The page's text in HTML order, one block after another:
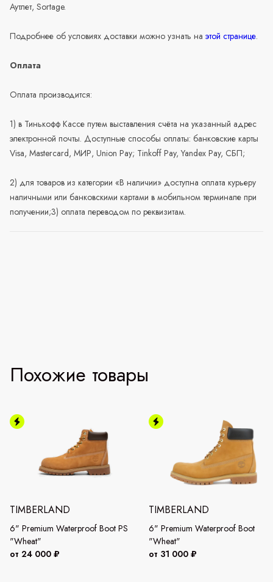
Аутлет, Sortage.
Подробнее об условиях доставки можно узнать на этой странице.
Оплата
Оплата производится:
1) в Тинькофф Кассе путем выставления счёта на указанный адрес
электронной почты. Доступные способы оплаты: банковские карты
Visa, Mastercard, МИР, Union Pay; Tinkoff Pay, Yandex Pay, СБП;
2) для товаров из категории «В наличии» доступна оплата курьеру
наличными или банковскими картами в мобильном терминале при
получении;3) оплата переводом по реквизитам.
Похожие товары
TIMBERLAND
6" Premium Waterproof Boot PS
"Wheat"
от 24 000 ₽
TIMBERLAND
6" Premium Waterproof Boot
"Wheat"
от 31 000 ₽